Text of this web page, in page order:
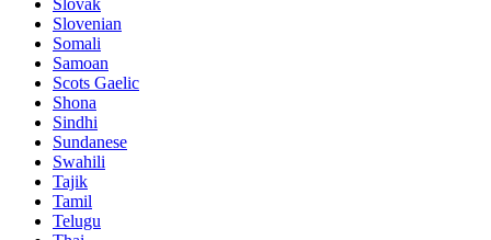
Slovak
Slovenian
Somali
Samoan
Scots Gaelic
Shona
Sindhi
Sundanese
Swahili
Tajik
Tamil
Telugu